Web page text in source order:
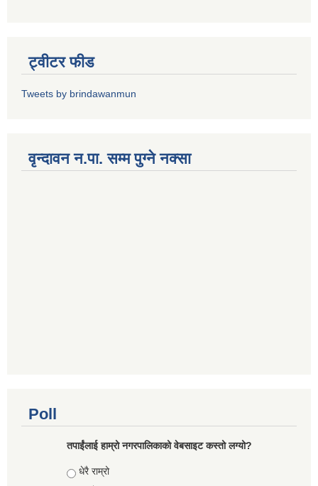
ट्वीटर फीड
Tweets by brindawanmun
वृन्दावन न.पा. सम्म पुग्ने नक्सा
Poll
तपाईंलाई हाम्रो नगरपालिकाको वेबसाइट कस्तो लग्यो?
Choices
धेरै राम्रो